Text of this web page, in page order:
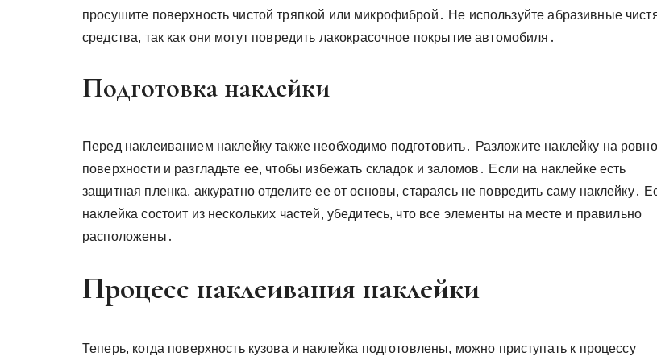
просушите поверхность чистой тряпкой или микрофиброй․ Не используйте абразивные
средства, так как они могут повредить лакокрасочное покрытие автомобиля․
Подготовка наклейки
Перед наклеиванием наклейку также необходимо подготовить․ Разложите наклейку на
поверхности и разгладьте ее, чтобы избежать складок и заломов․ Если на наклейке есть
защитная пленка, аккуратно отделите ее от основы, стараясь не повредить саму наклейку․
наклейка состоит из нескольких частей, убедитесь, что все элементы на месте и правильно
расположены․
Процесс наклеивания наклейки
Теперь, когда поверхность кузова и наклейка подготовлены, можно приступать к процессу